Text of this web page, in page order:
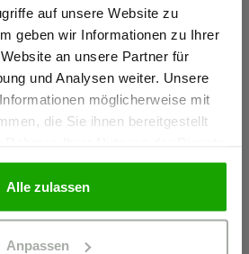
auf unsere Website zu
geben wir Informationen zu Ihrer
an unsere Partner für
und Analysen weiter. Unsere
möglicherweise mit
die Sie ihnen bereitgestellt
Alle zulassen
Anpassen
ich Gewerbetreibender bin. Alle
netto ausgewiesen.